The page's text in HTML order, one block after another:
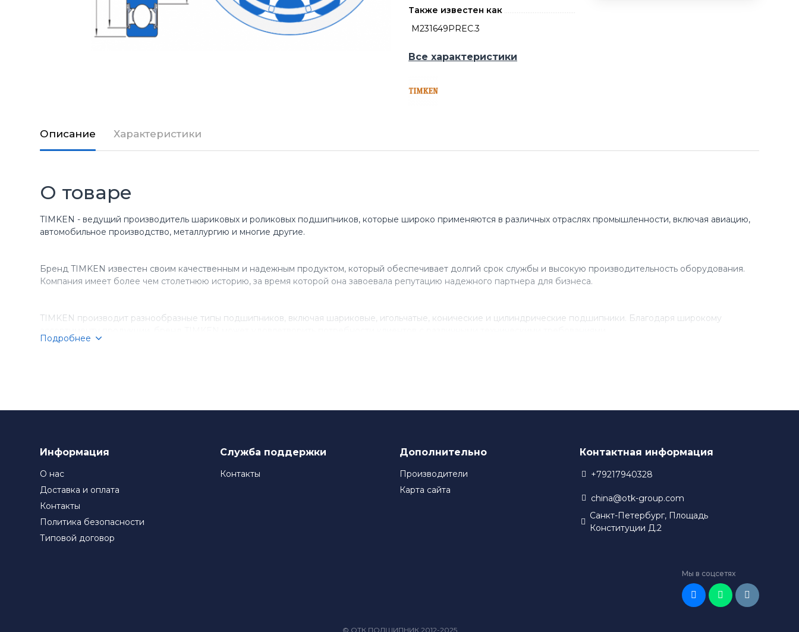
Также известен как
M231649PREC.3
Все характеристики
Описание Характеристики
О товаре
TIMKEN - ведущий производитель шариковых и роликовых подшипников, которые широко применяются в различных отраслях промышленности, включая авиацию,
автомобильное производство, металлургию и многие другие.
Бренд TIMKEN известен своим качественным и надежным продуктом, который обеспечивает долгий срок службы и высокую производительность оборудования.
Компания имеет более чем столетнюю историю, за время которой она завоевала репутацию надежного партнера для бизнеса.
TIMKEN производит разнообразные типы подшипников, включая шариковые, игольчатые, конические и цилиндрические подшипники. Благодаря широкому
Подробнее
Информация
О нас
Доставка и оплата
Контакты
Политика безопасности
Типовой договор
Служба поддержки
Контакты
Дополнительно
Производители
Карта сайта
Контактная информация
+79217940328
china@otk-group.com
Санкт-Петербург, Площадь
Конституции Д.2
Мы в соцсетях
© ОТК ПОДШИПНИК 2012-2025